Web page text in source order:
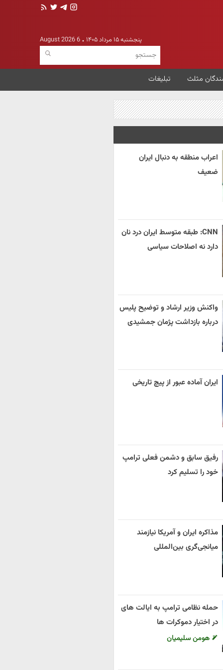
پنجشنبه ۱۵ مرداد ۱۴۰۵ 6 August 2026
مثلث تبلیغات
اعراب منطقه به دنبال ایران
ضعیف
CNN: طبقه متوسط ایران درد نان
دارد نه اصلاحات سیاسی
واکنش وزیر ارشاد و توضیح پلیس
درباره بازداشت پژمان جمشیدی
ایران آماده عبور از پیچ تاریخی
رفیق سابق و دشمن فعلی ترامپ
خود را تسلیم کرد
مذاکره ایران و آمریکا نیازمند
میانجی‌گری بین‌المللی
حمله نظامی ترامپ به ایالت های
در اختیار دموکرات ها
هومن سلیمیان